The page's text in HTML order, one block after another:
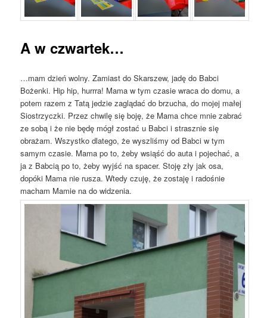
A w czwartek…
…mam dzień wolny. Zamiast do Skarszew, jadę do Babci
Bożenki. Hip hip, hurrra! Mama w tym czasie wraca do domu, a
potem razem z Tatą jedzie zaglądać do brzucha, do mojej małej
Siostrzyczki. Przez chwilę się boję, że Mama chce mnie zabrać
ze sobą i że nie będę mógł zostać u Babci i strasznie się
obrażam. Wszystko dlatego, że wyszliśmy od Babci w tym
samym czasie. Mama po to, żeby wsiąść do auta i pojechać, a
ja z Babcią po to, żeby wyjść na spacer. Stoję zły jak osa,
dopóki Mama nie rusza. Wtedy czuję, że zostaję i radośnie
macham Mamie na do widzenia.